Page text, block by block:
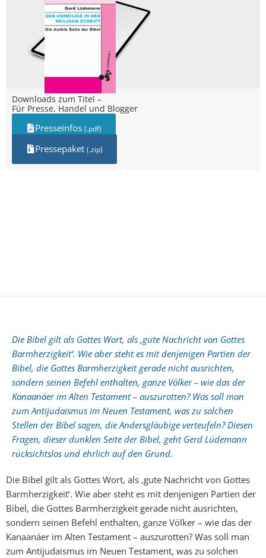
Downloads zum Titel –
Für Presse, Handel und Blogger
Presseinfos (.pdf)
Pressepaket (.zip)
Die Bibel gilt als Gottes Wort, als ‚gute Nachricht von Gottes
Barmherzigkeit‘. Wie aber steht es mit denjenigen Partien der
Bibel, die Gottes Barmherzigkeit gerade nicht ausrichten,
sondern seinen Befehl enthalten, ganze Völker – wie das der
Kanaanäer im Alten Testament – auszurotten? Was soll man
zum Antijudaismus im Neuen Testament, was zu solchen
Stellen der Bibel sagen, die Andersgläubige verteufeln? Diesen
Fragen, dieser dunklen Seite der Bibel, geht Gerd Lüdemann
rücksichtslos und ehrlich auf den Grund.
Die Bibel gilt als Gottes Wort, als ‚gute Nachricht von Gottes
Barmherzigkeit‘. Wie aber steht es mit denjenigen Partien der
Bibel, die Gottes Barmherzigkeit gerade nicht ausrichten,
sondern seinen Befehl enthalten, ganze Völker – wie das der
Kanaanäer im Alten Testament – auszurotten? Was soll man
zum Antijudaismus im Neuen Testament, was zu solchen